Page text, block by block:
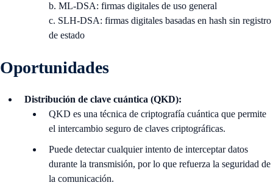
b. ML-DSA: firmas digitales de uso general
c. SLH-DSA: firmas digitales basadas en hash sin registro
de estado
Oportunidades
Distribución de clave cuántica (QKD):
QKD es una técnica de criptografía cuántica que permite
el intercambio seguro de claves criptográficas.
Puede detectar cualquier intento de interceptar datos
durante la transmisión, por lo que refuerza la seguridad de
la comunicación.